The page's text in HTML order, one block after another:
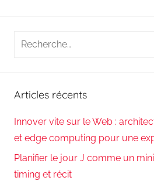
Recherche
Articles récents
Innover vite sur le Web :
et edge computing pour une
Planifier le jour J comme un
timing et récit